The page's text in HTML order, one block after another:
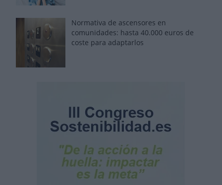
Normativa de ascensores en
comunidades: hasta 40.000 euros de
coste para adaptarlos